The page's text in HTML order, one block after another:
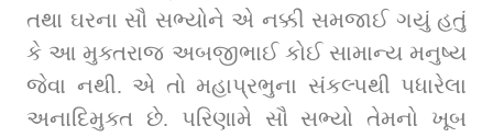
તથા ઘરના સૌ સભ્યોને એ નક્કી સમજાઈ ગયું હતું
કે આ મુક્તરાજ અબજીભાઈ કોઈ સામાન્ય મનુષ્ય
જેવા નથી. એ તો મહાપ્રભુના સંકલ્પથી પધારેલા
અનાદિમુક્ત છે. પરિણામે સૌ સભ્યો તેમનો ખૂબ